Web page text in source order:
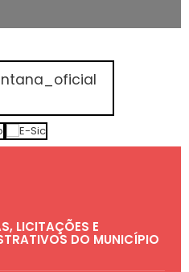
LICITAÇÕES E
DO MUNICÍPIO